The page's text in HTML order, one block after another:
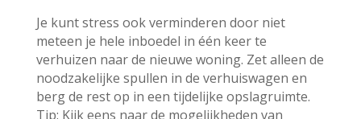
Je kunt stress ook verminderen door niet
meteen je hele inboedel in één keer te
verhuizen naar de nieuwe woning. Zet alleen de
noodzakelijke spullen in de verhuiswagen en
berg de rest op in een tijdelijke opslagruimte.
Tip: Kijk eens naar de mogelijkheden van